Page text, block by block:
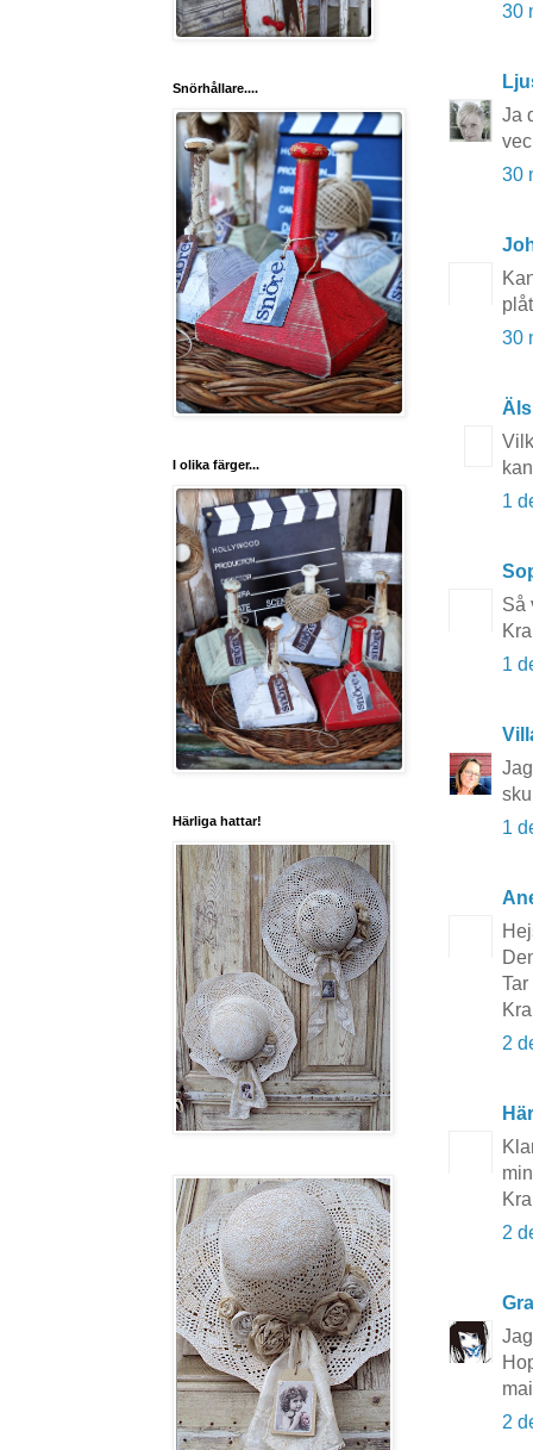
30
Ja
30
30
1
Så
1
1
2
2
2
Snörhållare....
I olika färger...
Härliga hattar!